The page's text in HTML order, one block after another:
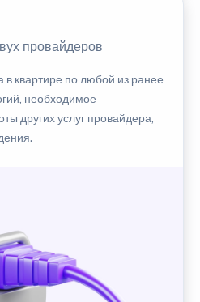
провайдеров
квартире по любой из ранее
необходимое
других услуг провайдера,